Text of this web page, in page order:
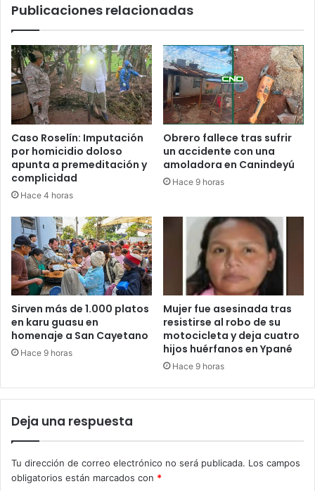
Publicaciones relacionadas
Caso Roselín: Imputación
por homicidio doloso
apunta a premeditación y
complicidad
Hace 4 horas
Obrero fallece tras sufrir
un accidente con una
amoladora en Canindeyú
Hace 9 horas
Sirven más de 1.000 platos
en karu guasu en
homenaje a San Cayetano
Hace 9 horas
Mujer fue asesinada tras
resistirse al robo de su
motocicleta y deja cuatro
hijos huérfanos en Ypané
Hace 9 horas
Deja una respuesta
Tu dirección de correo electrónico no será publicada. Los campos
obligatorios están marcados con *